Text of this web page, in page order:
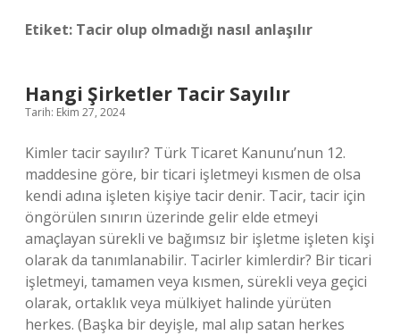
Etiket: Tacir olup olmadığı nasıl anlaşılır
Hangi Şirketler Tacir Sayılır
Tarih: Ekim 27, 2024
Kimler tacir sayılır? Türk Ticaret Kanunu’nun 12.
maddesine göre, bir ticari işletmeyi kısmen de olsa
kendi adına işleten kişiye tacir denir. Tacir, tacir için
öngörülen sınırın üzerinde gelir elde etmeyi
amaçlayan sürekli ve bağımsız bir işletme işleten kişi
olarak da tanımlanabilir. Tacirler kimlerdir? Bir ticari
işletmeyi, tamamen veya kısmen, sürekli veya geçici
olarak, ortaklık veya mülkiyet halinde yürüten
herkes. (Başka bir deyişle, mal alıp satan herkes